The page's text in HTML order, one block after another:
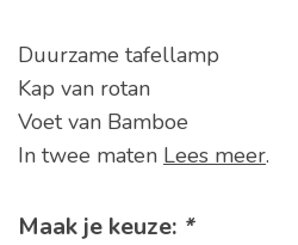
Duurzame tafellamp
Kap van rotan
Voet van Bamboe
In twee maten Lees meer.
Maak je keuze: *